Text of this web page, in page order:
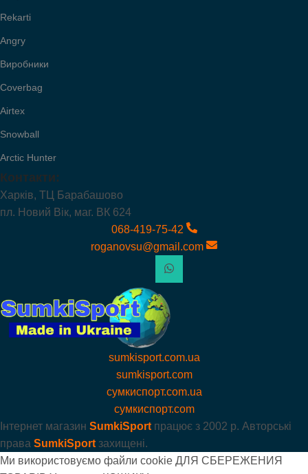
Rekarti
Angry
Виробники
Coverbag
Airtex
Snowball
Arctic Hunter
Контакти:
Харків, ТЦ Барабашово
пл. Новий Вік, маг. ВК 624
068-419-75-42
roganovsu@gmail.com
sumkisport.com.ua
sumkisport.com
сумкиспорт.com.ua
сумкиспорт.com
Інтернет магазин SumkiSport працює з 2002 р. Авторські
права SumkiSport захищені.
Ми використовуємо файли cookie ДЛЯ СБЕРЕЖЕНИЯ